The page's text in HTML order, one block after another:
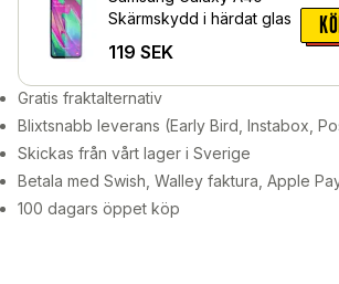
Skärmskydd i härdat glas
119 SEK
Gratis fraktalternativ
Blixtsnabb leverans (Early Bird, Instabox,
Skickas från vårt lager i Sverige
Betala med Swish, Walley faktura, Apple
100 dagars öppet köp